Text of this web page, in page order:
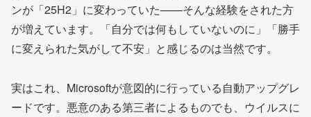
ンが「25H2」に変わっていた——そんな経験をされた方
が増えています。「自分では何もしていないのに」「勝手
に変えられた気がして不安」と感じるのは当然です。
実はこれ、Microsoftが意図的に行っている自動アップグレ
ードです。悪意のある第三者によるものでも、ウイルスに